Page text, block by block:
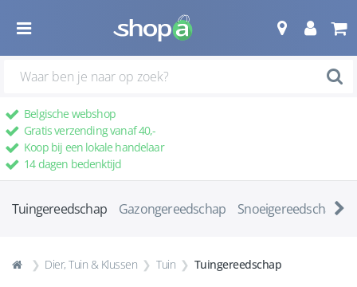
Belgische webshop
Gratis verzending vanaf 40,-
Koop bij een lokale handelaar
14 dagen bedenktijd
Tuingereedschap Gazongereedschap Snoeigereedschap
Dier, Tuin & Klussen Tuin Tuingereedschap